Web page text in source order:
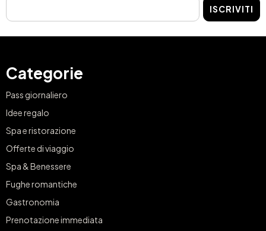
ISCRIVITI
Categorie
Pass giornaliero
Idee regalo
Spa e ristorazione
Offerte di viaggio
Spa & Benessere
Fughe romantiche
Gastronomia
Prenotazione immediata